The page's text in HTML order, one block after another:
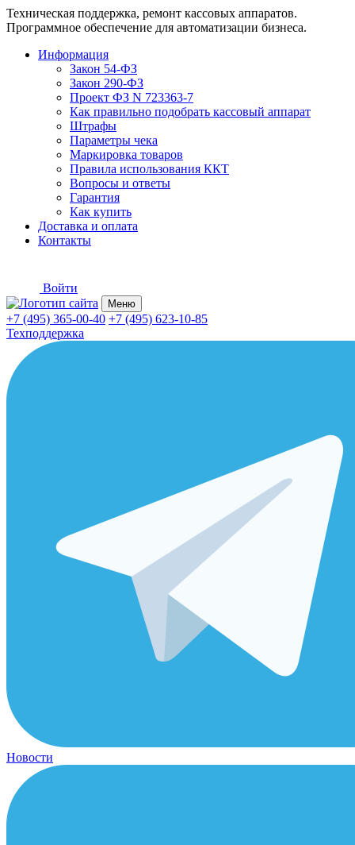
Техническая поддержка, ремонт кассовых аппаратов.
Программное обеспечение для автоматизации бизнеса.
Информация
Закон 54-ФЗ
Закон 290-ФЗ
Проект ФЗ N 723363-7
Как правильно подобрать кассовый аппарат
Штрафы
Параметры чека
Маркировка товаров
Правила использования ККТ
Вопросы и ответы
Гарантия
Как купить
Доставка и оплата
Контакты
Войти
Меню
+7 (495) 365-00-40 +7 (495) 623-10-85
Техподдержка
Новости